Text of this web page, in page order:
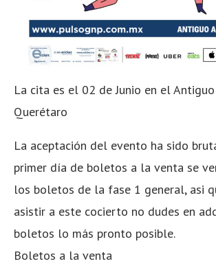
La cita es el 02 de Junio en el
Querétaro
La aceptación del evento ha sido
primer día de boletos a la venta se
los boletos de la fase 1 general, asi
asistir a este cocierto no dudes en
boletos lo más pronto posible.
Boletos a la venta